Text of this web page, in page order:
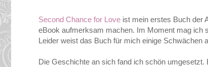
Second Chance for Love ist mein erstes Buch der
eBook aufmerksam machen. Im Moment mag ich
Leider weist das Buch für mich einige Schwächen
Die Geschichte an sich fand ich schön